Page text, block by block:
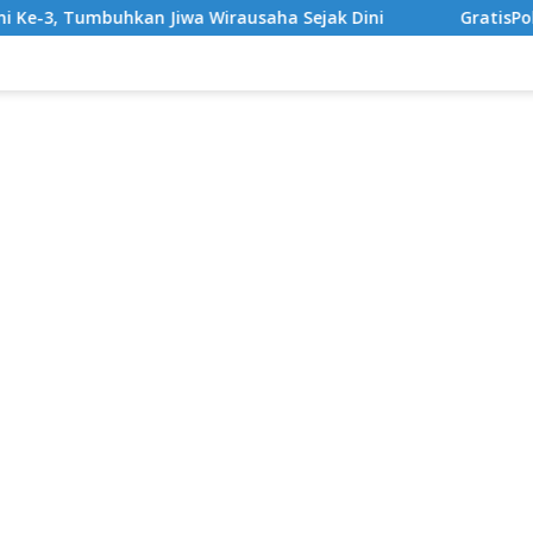
Wirausaha Sejak Dini GratisPol Sukses Jangkau